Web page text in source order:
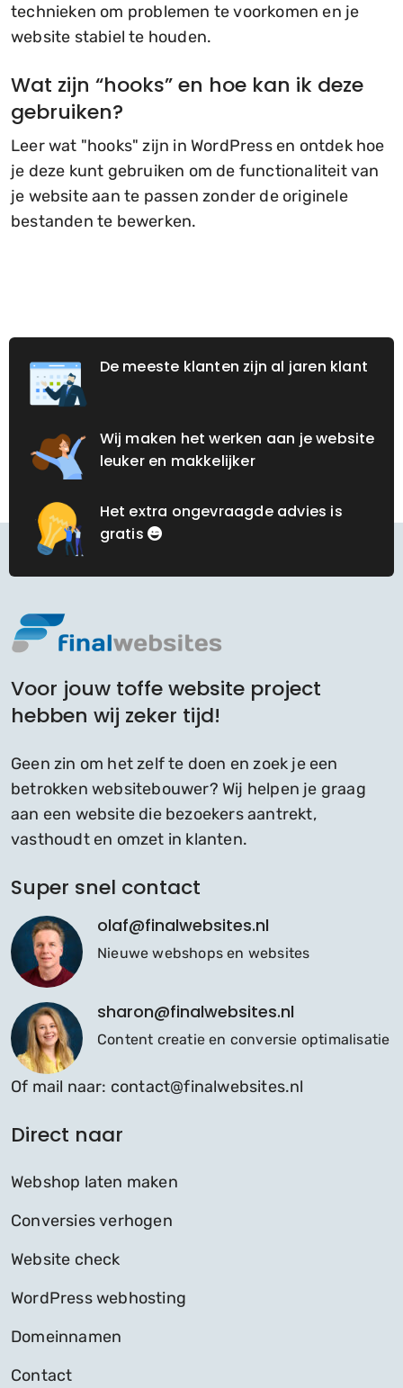
technieken om problemen te voorkomen en je
website stabiel te houden.
Wat zijn “hooks” en hoe kan ik deze
gebruiken?
Leer wat "hooks" zijn in WordPress en ontdek hoe
je deze kunt gebruiken om de functionaliteit van
je website aan te passen zonder de originele
bestanden te bewerken.
De meeste klanten zijn al jaren klant
Wij maken het werken aan je website
leuker en makkelijker
Het extra ongevraagde advies is
gratis
Voor jouw toffe website project
hebben wij zeker tijd!
Geen zin om het zelf te doen en zoek je een
betrokken websitebouwer? Wij helpen je graag
aan een website die bezoekers aantrekt,
vasthoudt en omzet in klanten.
Super snel contact
olaf@finalwebsites.nl
Nieuwe webshops en websites
sharon@finalwebsites.nl
Content creatie en conversie optimalisatie
Of mail naar: contact@finalwebsites.nl
Direct naar
Webshop laten maken
Conversies verhogen
Website check
WordPress webhosting
Domeinnamen
Contact